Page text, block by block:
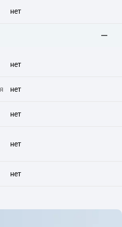
нет
нет
нет
нет
нет
нет